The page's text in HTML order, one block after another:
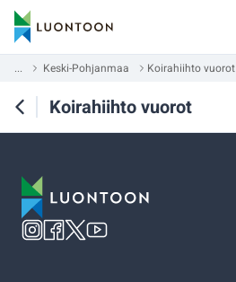
... Keski-Pohjanmaa Koirahiihto vuorot
Koirahiihto vuorot